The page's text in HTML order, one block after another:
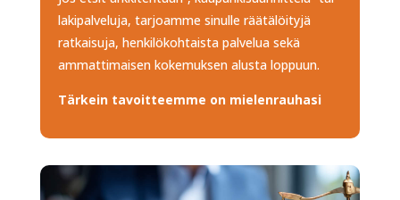
lakipalveluja, tarjoamme sinulle räätälöityjä
ratkaisuja, henkilökohtaista palvelua sekä
ammattimaisen kokemuksen alusta loppuun.
Tärkein tavoitteemme on mielenrauhasi